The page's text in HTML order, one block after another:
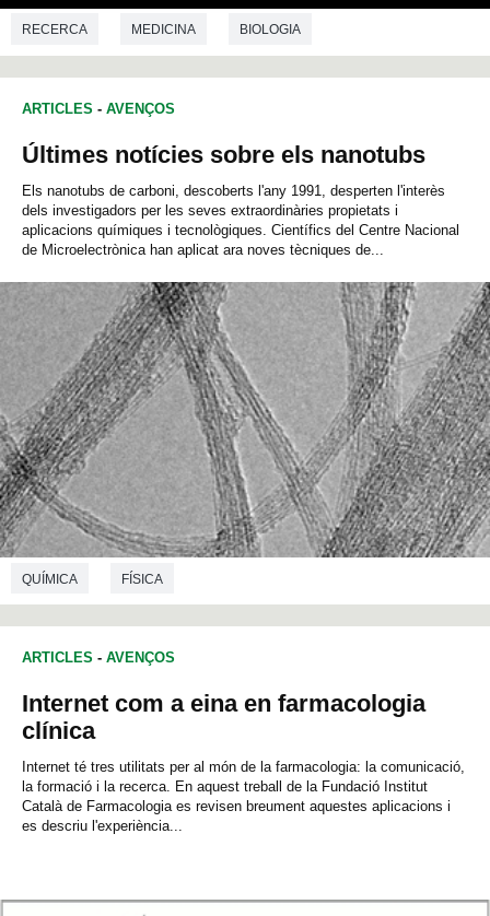
RECERCA MEDICINA BIOLOGIA
ARTICLES - AVENÇOS
Últimes notícies sobre els nanotubs
Els nanotubs de carboni, descoberts l'any 1991, desperten l'interès
dels investigadors per les seves extraordinàries propietats i
aplicacions químiques i tecnològiques. Científics del Centre Nacional
de Microelectrònica han aplicat ara noves tècniques de...
QUÍMICA FÍSICA
ARTICLES - AVENÇOS
Internet com a eina en farmacologia
clínica
Internet té tres utilitats per al món de la farmacologia: la comunicació,
la formació i la recerca. En aquest treball de la Fundació Institut
Català de Farmacologia es revisen breument aquestes aplicacions i
es descriu l'experiència...